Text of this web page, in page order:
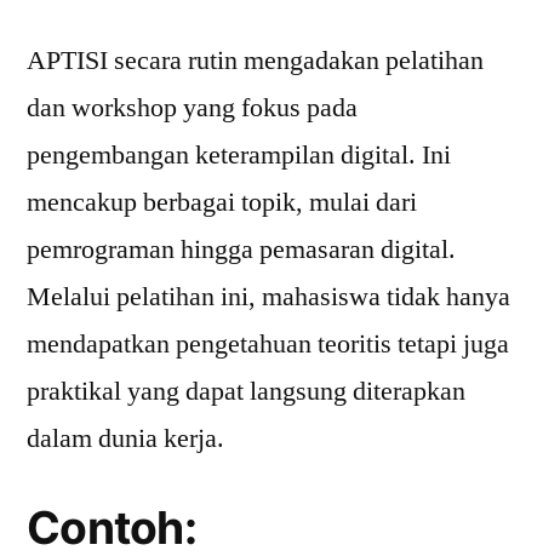
APTISI secara rutin mengadakan pelatihan
dan workshop yang fokus pada
pengembangan keterampilan digital. Ini
mencakup berbagai topik, mulai dari
pemrograman hingga pemasaran digital.
Melalui pelatihan ini, mahasiswa tidak hanya
mendapatkan pengetahuan teoritis tetapi juga
praktikal yang dapat langsung diterapkan
dalam dunia kerja.
Contoh: